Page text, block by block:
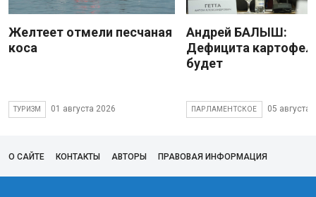
Желтеет отмели песчаная
коса
ТУРИЗМ 01 августа 2026
Андрей БАЛЫШ:
Дефицита
будет
ПАРЛАМЕНТСКОЕ 05 августа
О САЙТЕ КОНТАКТЫ АВТОРЫ ПРАВОВАЯ ИНФОРМАЦИЯ